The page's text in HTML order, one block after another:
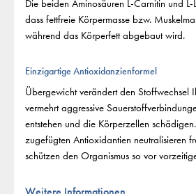
Die beiden Aminosäuren L-Carnitin und
dass fettfreie Körpermasse bzw.
während das Körperfett abgebaut wird.
Einzigartige Antioxidanzienformel
Übergewicht verändert den Stoffwechsel
vermehrt aggressive
entstehen und die Körperzellen
zugefügten Antioxidantien neutralisieren
schützen den Organismus so vor